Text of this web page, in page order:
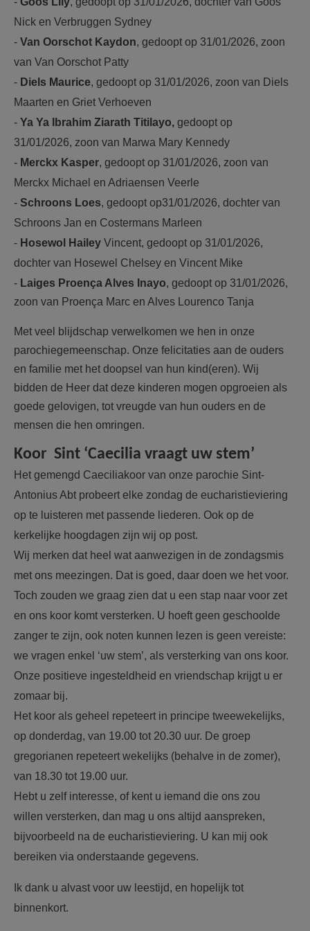
Nick en Verbruggen Sydney
- Van Oorschot Kaydon, gedoopt op 31/01/2026, zoon
van Van Oorschot Patty
- Diels Maurice, gedoopt op 31/01/2026, zoon van Diels
Maarten en Griet Verhoeven
- Ya Ya Ibrahim Ziarath Titilayo, gedoopt op
31/01/2026, zoon van Marwa Mary Kennedy
- Merckx Kasper, gedoopt op 31/01/2026, zoon van
Merckx Michael en Adriaensen Veerle
- Schroons Loes, gedoopt op31/01/2026, dochter van
Schroons Jan en Costermans Marleen
- Hosewol Hailey Vincent, gedoopt op 31/01/2026,
dochter van Hosewel Chelsey en Vincent Mike
- Laiges Proença Alves Inayo, gedoopt op 31/01/2026,
zoon van Proença Marc en Alves Lourenco Tanja
Met veel blijdschap verwelkomen we hen in onze
parochiegemeenschap. Onze felicitaties aan de ouders
en familie met het doopsel van hun kind(eren). Wij
bidden de Heer dat deze kinderen mogen opgroeien als
goede gelovigen, tot vreugde van hun ouders en de
mensen die hen omringen.
Koor Sint ‘Caecilia vraagt uw stem’
Het gemengd Caeciliakoor van onze parochie Sint-
Antonius Abt probeert elke zondag de eucharistieviering
op te luisteren met passende liederen. Ook op de
kerkelijke hoogdagen zijn wij op post.
Wij merken dat heel wat aanwezigen in de zondagsmis
met ons meezingen. Dat is goed, daar doen we het voor.
Toch zouden we graag zien dat u een stap naar voor zet
en ons koor komt versterken. U hoeft geen geschoolde
zanger te zijn, ook noten kunnen lezen is geen vereiste:
we vragen enkel ‘uw stem’, als versterking van ons koor.
Onze positieve ingesteldheid en vriendschap krijgt u er
zomaar bij.
Het koor als geheel repeteert in principe tweewekelijks,
op donderdag, van 19.00 tot 20.30 uur. De groep
gregorianen repeteert wekelijks (behalve in de zomer),
van 18.30 tot 19.00 uur.
Hebt u zelf interesse, of kent u iemand die ons zou
willen versterken, dan mag u ons altijd aanspreken,
bijvoorbeeld na de eucharistieviering. U kan mij ook
bereiken via onderstaande gegevens.
Ik dank u alvast voor uw leestijd, en hopelijk tot
binnenkort.